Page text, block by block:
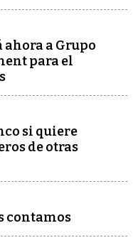
a Grupo
para el
si quiere
de otras
contamos